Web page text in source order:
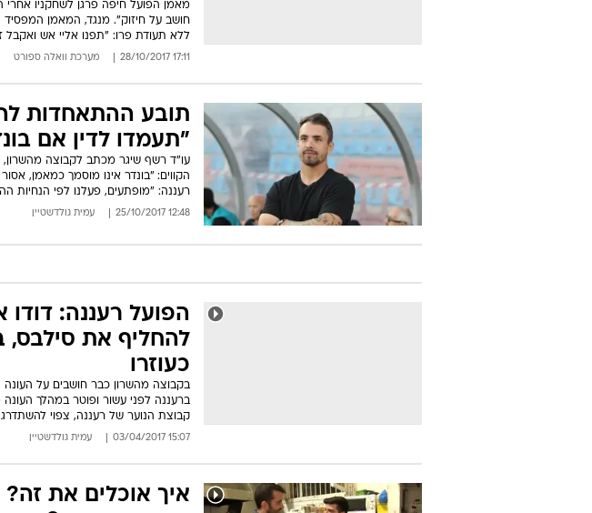
מאמן הפועל חיפה פרגן לשחקניו אחרי
חושב על חיזוק". מנגד, המאמן המפסיד
ללא תעודת פרו: "תפנו אליי אש
17:11 28/10/2017 מערכת וואלה ספורט
תובע ההתאחדות
"תעמדו לדין אם
עו"ד רשף שיגר מכתב לקבוצה
הקווים: "בונדר אינו מוסמך כמאמן,
רעננה: "מופתעים, פעלנו לפי הנחיות
12:48 25/10/2017 עמית גולדשטיין
הפועל רעננה: דודו
להחליף את סילבס,
כעוזרו
בקבוצה מהשרון כבר חושבים על
ברעננה לפני עשור ופוטר במהלך
קבוצת הנוער של רעננה, צפוי
15:07 03/04/2017 עמית גולדשטיין
איך אוכלים את